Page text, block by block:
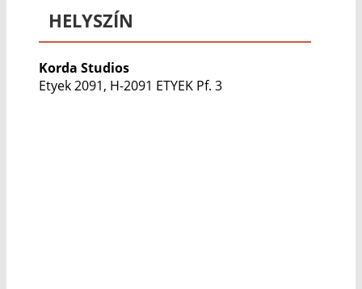
HELYSZÍN
Korda Studios
Etyek 2091, H-2091 ETYEK Pf. 3